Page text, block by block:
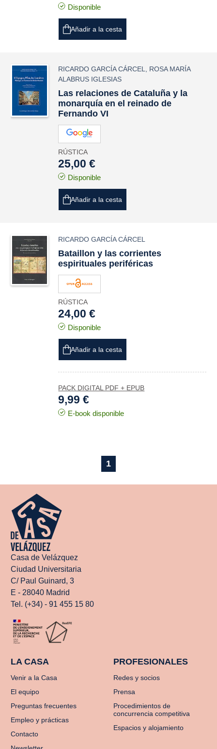
Disponible
Añadir a la cesta
RICARDO GARCÍA CÁRCEL
ROSA MARÍA
ALABRUS IGLESIAS
Las relaciones de Cataluña y la
monarquía en el reinado de
Fernando VI
RÚSTICA
25,00 €
Disponible
Añadir a la cesta
RICARDO GARCÍA CÁRCEL
Bataillon y las corrientes
espirituales periféricas
RÚSTICA
24,00 €
Disponible
Añadir a la cesta
PACK DIGITAL PDF + EPUB
9,99 €
E-book disponible
1
Casa de Velázquez
Ciudad Universitaria
C/ Paul Guinard, 3
E - 28040 Madrid
Tel. (+34) - 91 455 15 80
LA CASA
Venir a la Casa
El equipo
Preguntas frecuentes
Empleo y prácticas
Contacto
PROFESIONALES
Redes y socios
Prensa
Procedimientos de
concurrencia competitiva
Espacios y alojamiento